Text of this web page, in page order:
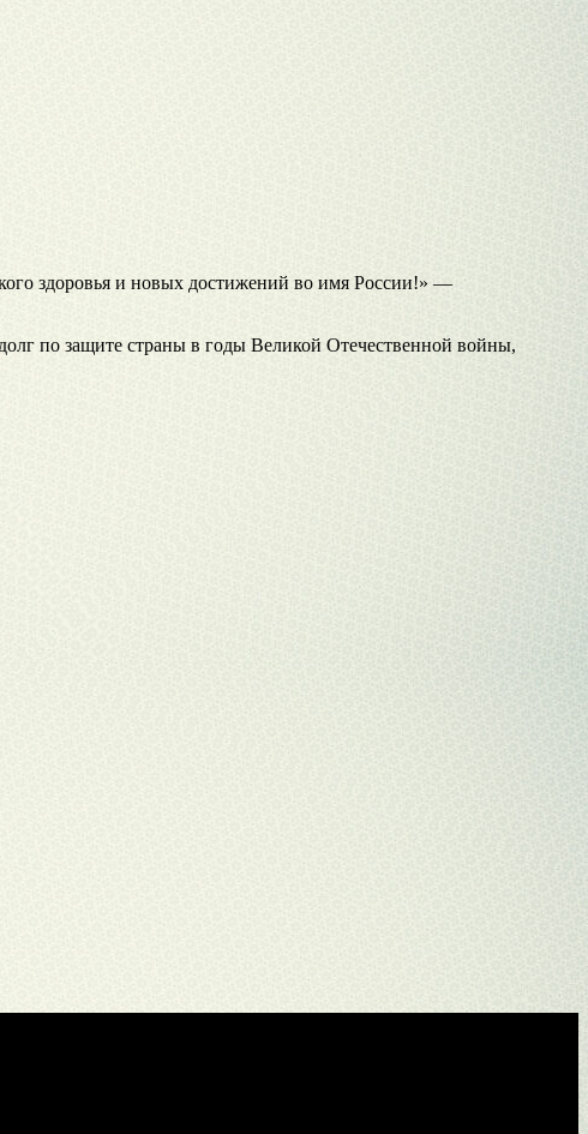
здоровья и новых достижений во имя России!» —
по защите страны в годы Великой Отечественной войны,